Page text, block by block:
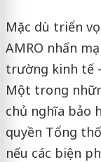
Mặc dù triển
AMRO nhấn
trường kinh tế
Một trong
chủ nghĩa bảo
quyền Tổng
nếu các biện